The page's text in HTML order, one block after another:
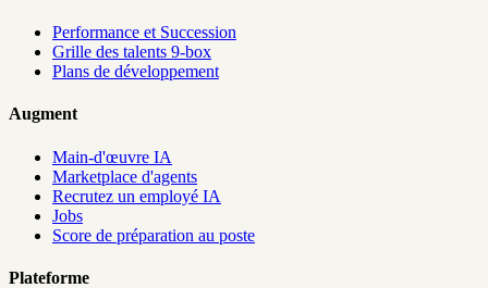
Performance et Succession
Grille des talents 9-box
Plans de développement
Augment
Main-d'œuvre IA
Marketplace d'agents
Recrutez un employé IA
Jobs
Score de préparation au poste
Plateforme